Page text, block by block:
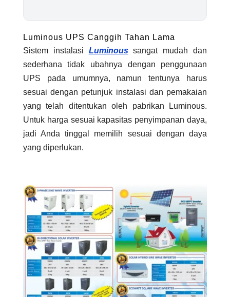
Luminous UPS Canggih Tahan Lama
Sistem instalasi Luminoussangat mudah dan
sederhana tidak ubahnya dengan penggunaan
UPS pada umumnya, namun tentunya harus
sesuai dengan petunjuk instalasi dan pemakaian
yang telah ditentukan oleh pabrikan Luminous.
Untuk harga sesuai kapasitas penyimpanan daya,
jadi Anda tinggal memilih sesuai dengan daya
yang diperlukan.